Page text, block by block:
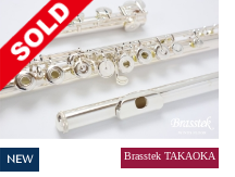
NEW Brasstek TAKAOKA